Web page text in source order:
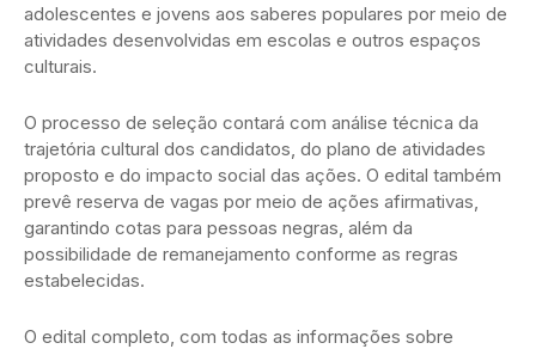
adolescentes e jovens aos saberes populares por meio de
atividades desenvolvidas em escolas e outros espaços
culturais.
O processo de seleção contará com análise técnica da
trajetória cultural dos candidatos, do plano de atividades
proposto e do impacto social das ações. O edital também
prevê reserva de vagas por meio de ações afirmativas,
garantindo cotas para pessoas negras, além da
possibilidade de remanejamento conforme as regras
estabelecidas.
O edital completo, com todas as informações sobre